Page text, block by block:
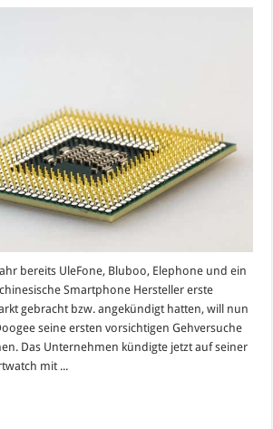
bereits UleFone, Bluboo, Elephone und ein
Smartphone Hersteller erste
gebracht bzw. angekündigt hatten, will nun
seine ersten vorsichtigen Gehversuche
Das Unternehmen kündigte jetzt auf seiner
mit ...